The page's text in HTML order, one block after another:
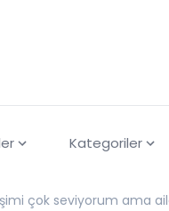
Kategoriler
çok seviyorum ama